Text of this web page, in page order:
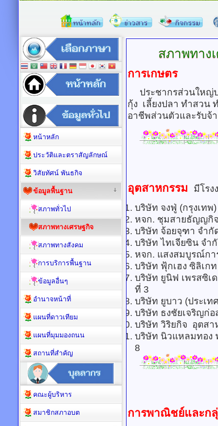
สภาพทาง
การเกษตร
ประชากรส่วนใหญ่ป
กุ้ง เลี้ยงปลา ทำสวน
อาชีพส่วนตัวและรับจ้
อุตสาหกรรม
มีโร
บริษัท จงฟู่ (
หจก. ชุมส
บริษัท จ้อย
บริษัท ไทเ
หจก. แสงส
บริษัท ฟุ้กเฮง
บริษัท ยูนิฟ เพรส
ที่ 3
บริษัท ยูบาว (
บริษัท ธงชัยเจ
บริษัท วิริยกิจ
บริษัท นิวแหลม
8
การพาณิชย์และก
หน้าหลัก
ประวัติและตราสัญลักษณ์
วิสัยทัศน์ พันธกิจ
ข้อมูลพื้นฐาน
สภาพทั่วไป
สภาพทางเศรษฐกิจ
สภาพทางสังคม
การบริการพื้นฐาน
ข้อมูลอื่นๆ
อำนาจหน้าที่
แผนที่ดาวเทียม
แผนที่มุมมองถนน
สถานที่สำคัญ
คณะผู้บริหาร
สมาชิกสภาอบต